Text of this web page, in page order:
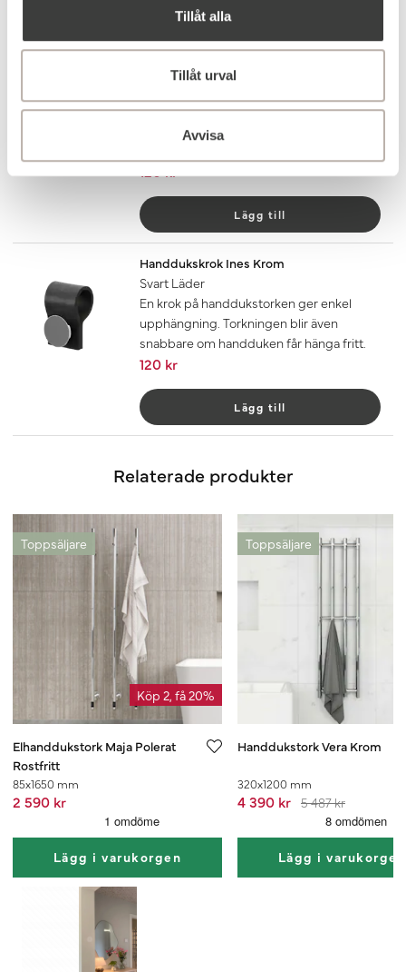
Tillåt alla
Tillåt urval
Avvisa
Handdukskrok Ines Krom
En krok på handdukstorken ger enkel
upphängning. Torkningen blir även
Lägg till
Handdukskrok Ines Krom
Svart Läder
En krok på handdukstorken ger enkel
upphängning. Torkningen blir även
snabbare om handduken får hänga fritt.
120 kr
Lägg till
Relaterade produkter
Toppsäljare
Köp 2, få 20%
Elhanddukstork Maja Polerat
Rostfritt
85x1650 mm
2 590 kr
Lägg i varukorgen
Toppsäljare
Handdukstork Vera Krom
320x1200 mm
4 390 kr 5 487 kr
Lägg i varukorgen